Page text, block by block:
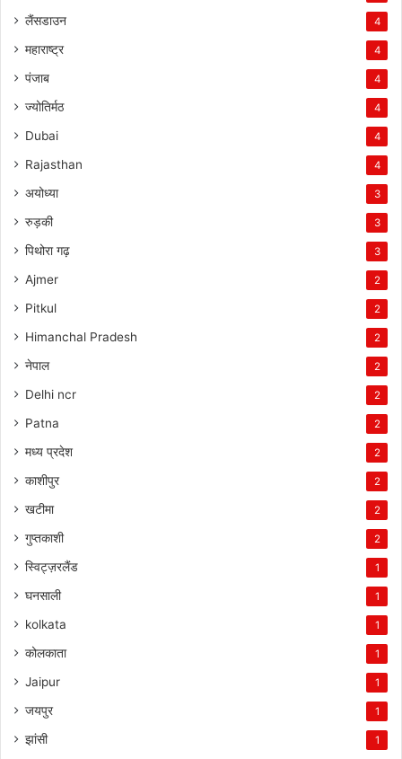
लैंसडाउन 4
महाराष्ट्र 4
पंजाब 4
ज्योतिर्मठ 4
Dubai 4
Rajasthan 4
अयोध्या 3
रुड़की 3
पिथोरा गढ़ 3
Ajmer 2
Pitkul 2
Himanchal Pradesh 2
नेपाल 2
Delhi ncr 2
Patna 2
मध्य प्रदेश 2
काशीपुर 2
खटीमा 2
गुप्तकाशी 2
स्विट्ज़रलैंड 1
घनसाली 1
kolkata 1
कोलकाता 1
Jaipur 1
जयपुर 1
झांसी 1